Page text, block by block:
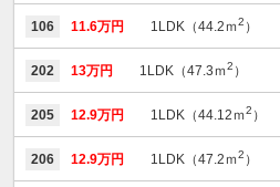
106 11.6万円 1LDK（44.2ｍ2 ）
202 13万円 1LDK（47.3ｍ2 ）
205 12.9万円 1LDK（44.12ｍ2 ）
206 12.9万円 1LDK（47.2ｍ2 ）